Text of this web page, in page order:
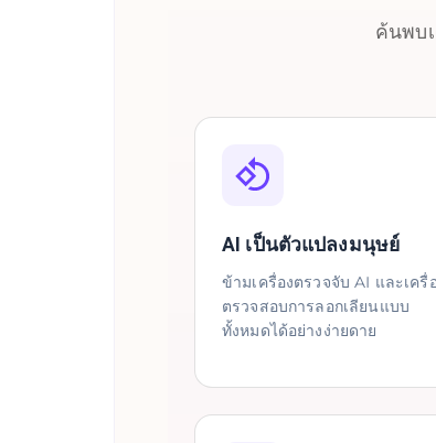
ค้นพบ
AI เป็นตัวแปลงมนุษย์
ข้ามเครื่องตรวจจับ AI และเครื่
ตรวจสอบการลอกเลียนแบบ
ทั้งหมดได้อย่างง่ายดาย